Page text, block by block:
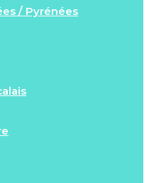
/ Pyrénées